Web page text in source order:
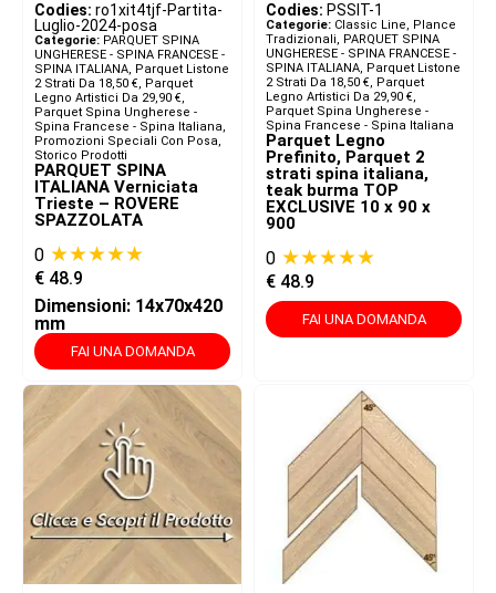
Codies: ro1xit4tjf-Partita-
Luglio-2024-posa
Categorie: PARQUET SPINA
UNGHERESE - SPINA FRANCESE -
SPINA ITALIANA​, Parquet Listone
2 Strati Da 18,50 €, Parquet
Legno Artistici Da 29,90 €,
Parquet Spina Ungherese -
Spina Francese - Spina Italiana,
Promozioni Speciali Con Posa,
Storico Prodotti
PARQUET SPINA
ITALIANA Verniciata
Trieste – ROVERE
SPAZZOLATA
0 ★★★★★
€ 48.9
Dimensioni: 14x70x420
mm
FAI UNA DOMANDA
Codies: PSSIT-1
Categorie: Classic Line, Plance
Tradizionali, PARQUET SPINA
UNGHERESE - SPINA FRANCESE -
SPINA ITALIANA​, Parquet Listone
2 Strati Da 18,50 €, Parquet
Legno Artistici Da 29,90 €,
Parquet Spina Ungherese -
Spina Francese - Spina Italiana
Parquet Legno
Prefinito, Parquet 2
strati spina italiana,
teak burma TOP
EXCLUSIVE 10 x 90 x
900
0 ★★★★★
€ 48.9
FAI UNA DOMANDA